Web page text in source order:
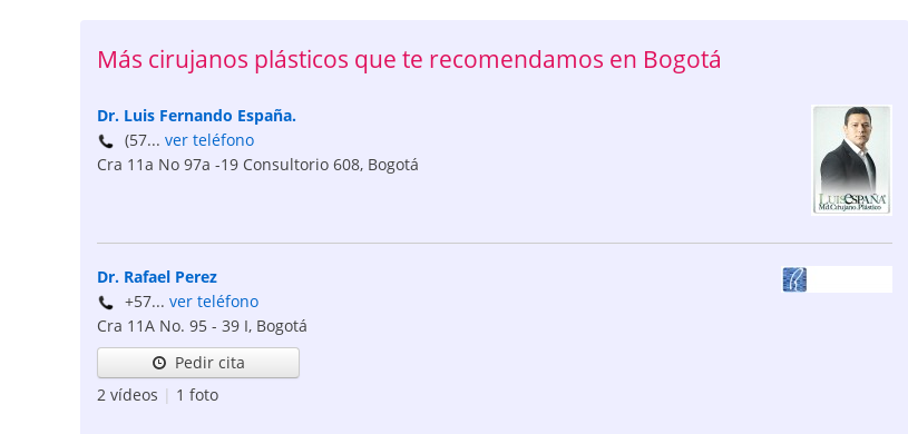
Más cirujanos plásticos que te recomendamos en Bogotá
Dr. Luis Fernando España.
(57... ver teléfono
Cra 11a No 97a -19 Consultorio 608, Bogotá
Dr. Rafael Perez
+57... ver teléfono
Cra 11A No. 95 - 39 I, Bogotá
Pedir cita
2 vídeos | 1 foto